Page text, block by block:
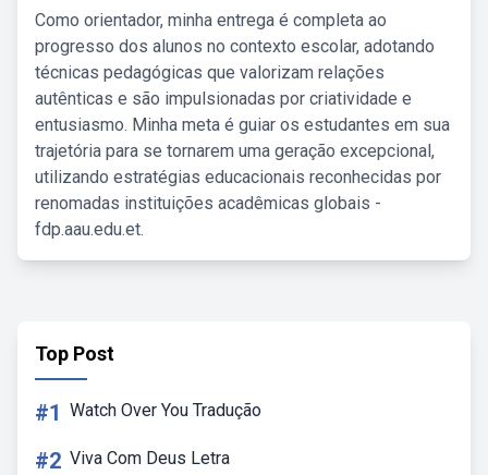
Como orientador, minha entrega é completa ao
progresso dos alunos no contexto escolar, adotando
técnicas pedagógicas que valorizam relações
autênticas e são impulsionadas por criatividade e
entusiasmo. Minha meta é guiar os estudantes em sua
trajetória para se tornarem uma geração excepcional,
utilizando estratégias educacionais reconhecidas por
renomadas instituições acadêmicas globais -
fdp.aau.edu.et.
Top Post
#1 Watch Over You Tradução
#2 Viva Com Deus Letra